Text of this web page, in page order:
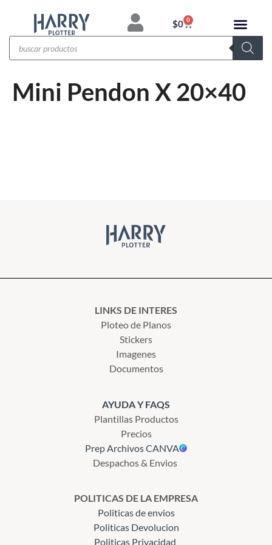
$0 0
Mini Pendon X 20×40
LINKS DE INTERES
Ploteo de Planos
Stickers
Imagenes
Documentos
AYUDA Y FAQS
Plantillas Productos
Precios
Prep Archivos CANVA
Despachos & Envios
POLITICAS DE LA EMPRESA
Politicas de envios
Politicas Devolucion
Politicas Privacidad